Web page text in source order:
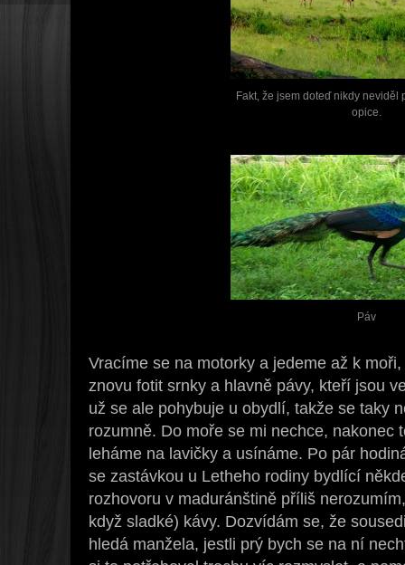
Fakt, že jsem doteď nikdy neviděl
opice.
Páv
Vracíme se na motorky a jedeme až k
znovu fotit srnky a hlavně pávy, kteří jsou
už se ale pohybuje u obydlí, takže se taky
rozumně. Do moře se mi nechce, nakonec
leháme na lavičky a usínáme. Po pár
se zastávkou u Letheho rodiny bydlící
rozhovoru v maduránštině příliš
když sladké) kávy. Dozvídám se, že
hledá manžela, jestli prý bych se na ní